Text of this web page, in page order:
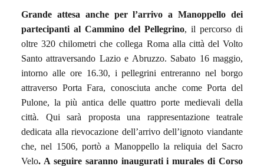
Grande attesa anche per l’arrivo a Manoppello dei
partecipanti al Cammino del Pellegrino, il percorso di
oltre 320 chilometri che collega Roma alla città del Volto
Santo attraversando Lazio e Abruzzo. Sabato 16 maggio,
intorno alle ore 16.30, i pellegrini entreranno nel borgo
attraverso Porta Fara, conosciuta anche come Porta del
Pulone, la più antica delle quattro porte medievali della
città. Qui sarà proposta una rappresentazione teatrale
dedicata alla rievocazione dell’arrivo dell’ignoto viandante
che, nel 1506, portò a Manoppello la reliquia del Sacro
Velo. A seguire saranno inaugurati i murales di Corso